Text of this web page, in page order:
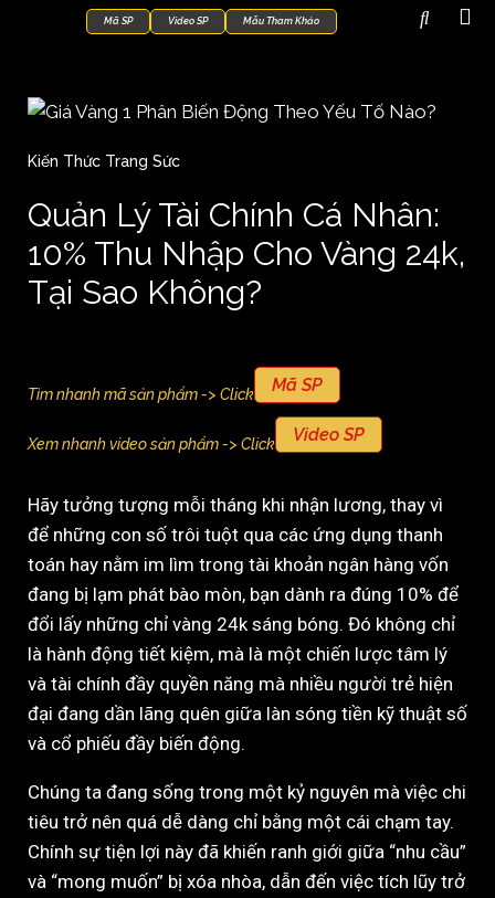
Mã SP Video SP Mẫu Tham Khảo
Kiến Thức Trang Sức
Quản Lý Tài Chính Cá Nhân:
10% Thu Nhập Cho Vàng 24k,
Tại Sao Không?
Tìm nhanh mã sản phẩm -> Click Mã SP
Xem nhanh video sản phẩm -> Click Video SP
Hãy tưởng tượng mỗi tháng khi nhận lương, thay vì
để những con số trôi tuột qua các ứng dụng thanh
toán hay nằm im lìm trong tài khoản ngân hàng vốn
đang bị lạm phát bào mòn, bạn dành ra đúng 10% để
đổi lấy những chỉ vàng 24k sáng bóng. Đó không chỉ
là hành động tiết kiệm, mà là một chiến lược tâm lý
và tài chính đầy quyền năng mà nhiều người trẻ hiện
đại đang dần lãng quên giữa làn sóng tiền kỹ thuật số
và cổ phiếu đầy biến động.
Chúng ta đang sống trong một kỷ nguyên mà việc chi
tiêu trở nên quá dễ dàng chỉ bằng một cái chạm tay.
Chính sự tiện lợi này đã khiến ranh giới giữa “nhu cầu”
và “mong muốn” bị xóa nhòa, dẫn đến việc tích lũy trở